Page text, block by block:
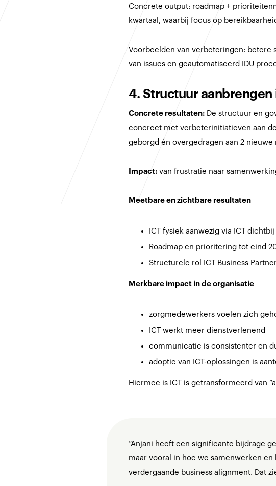
Concrete output: roadmap +
kwartaal, waarbij focus op
Voorbeelden van verbeteringen: betere
van issues en geautomatiseerd IDU
4. Structuur
Concrete resultaten: De structuur en
concreet met verbeterinitiatieven aan
geborgd én overgedragen aan 2 nieuwe
Impact: van frustratie naar
Meetbare en zichtbare resultaten
ICT fysiek aanwezig via ICT dichtbij
Roadmap en prioritering tot eind
Structurele rol ICT Business
Merkbare impact in de organisatie
zorgmedewerkers voelen zich
ICT werkt meer dienstverlenend
communicatie is consistenter en
adoptie van ICT-oplossingen is
Hiermee is ICT is getransformeerd van
“Anjani heeft een significante bijdrage
maar vooral in hoe we samenwerken
verdergaande business alignment. Dat